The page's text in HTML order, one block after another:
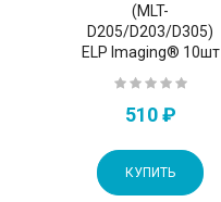
(MLT-
D205/D203/D305)
ELP Imaging® 10шт
510 ₽
КУПИТЬ